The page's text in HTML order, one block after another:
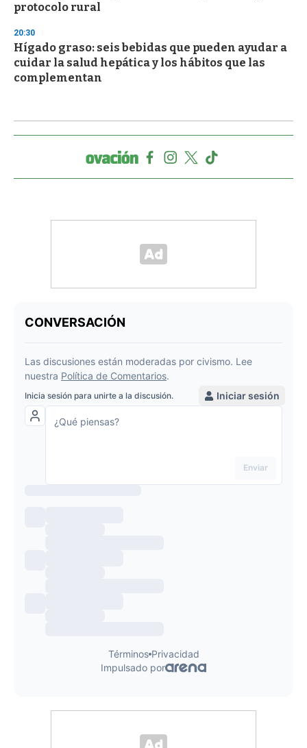
protocolo rural
20:30
Hígado graso: seis bebidas que pueden ayudar a
cuidar la salud hepática y los hábitos que las
complementan